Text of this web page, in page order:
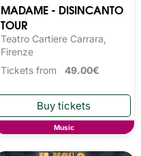
MADAME - DISINCANTO
TOUR
Teatro Cartiere Carrara,
Firenze
Tickets from 49.00€
Music